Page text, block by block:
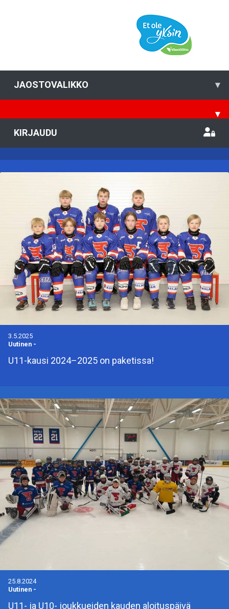
JAOSTOVALIKKO ▾
▾
KIRJAUDU
3.5.2025
Uutinen -
U11-kausi 2024–2025 on paketissa!
25.8.2024
Uutinen -
U11- ja U10- joukkueiden kauden aloituspäivä